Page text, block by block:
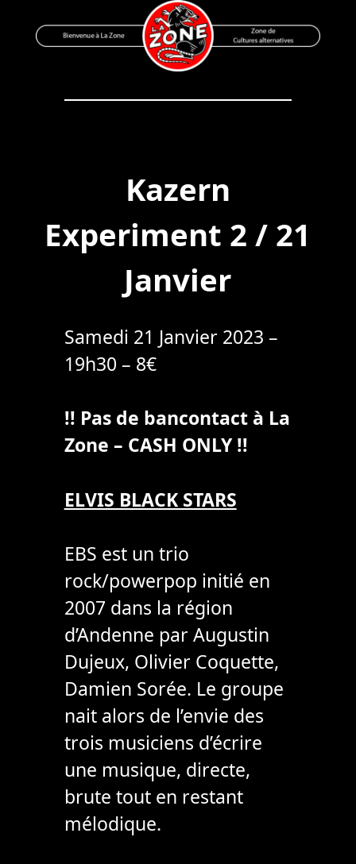
to
Bienvenue à La Zone
Zone de Cultures Alternatives
Kazern
Experiment 2 / 21
Janvier
Samedi 21 Janvier 2023 –
19h30 – 8€
!! Pas de bancontact à La
Zone – CASH ONLY !!
ELVIS BLACK STARS
EBS est un trio
rock/powerpop initié en
2007 dans la région
d’Andenne par Augustin
Dujeux, Olivier Coquette,
Damien Sorée. Le groupe
nait alors de l’envie des
trois musiciens d’écrire
une musique, directe,
brute tout en restant
mélodique.